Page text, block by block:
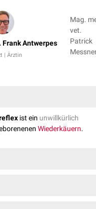
Frank Antwerpes
| Ärztin
Mag.
vet.
Patrick
ist ein unwillkürlich
Wiederkäuern.